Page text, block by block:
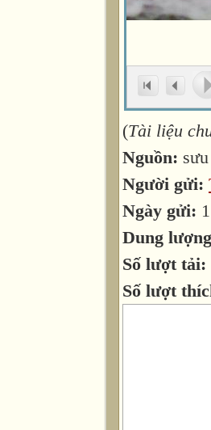
(Tài liệu
Nguồn:
Người gửi:
Ngày gửi:
Dung
Số lượt tải:
Số lượt